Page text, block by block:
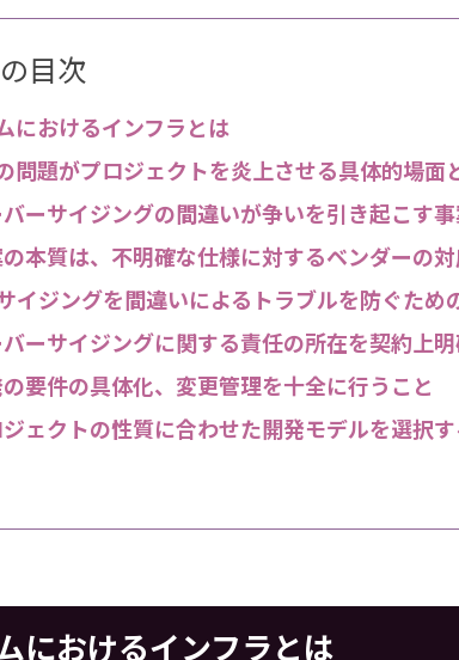
目次
におけるインフラとは
問題がプロジェクトを炎上させる具体的場面
ーサイジングの間違いが争いを引き起こす
本質は、不明確な仕様に対するベンダーの
イジングを間違いによるトラブルを防ぐため
ーサイジングに関する責任の所在を契約上
要件の具体化、変更管理を十全に行うこと
ェクトの性質に合わせた開発モデルを選択す
におけるインフラとは